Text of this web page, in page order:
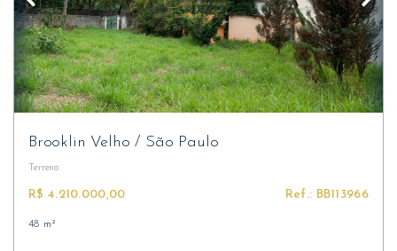
Brooklin Velho/ São Paulo
Terreno
R$ 4.210.000,00 Ref.: BB113966
48 m²